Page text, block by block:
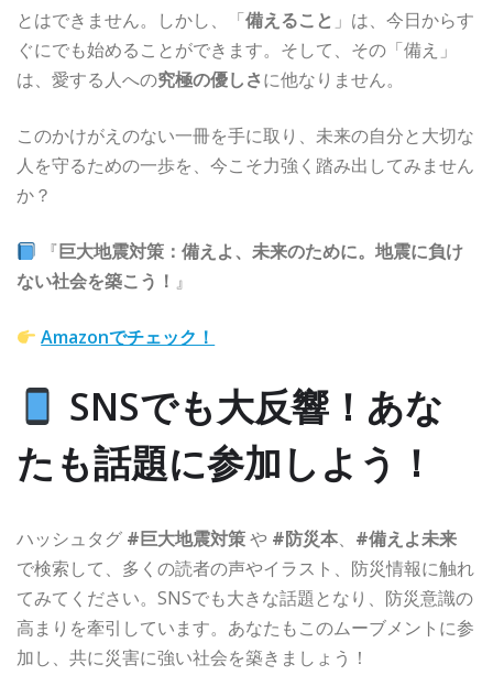
とはできません。しかし、「備えること 」は、今日からす
ぐにでも始めることができます。そして、その「備え」
は、愛する人への究極の優しさに他なりません。
このかけがえのない一冊を手に取り、未来の自分と大切な
人を守るための一歩を、今こそ力強く踏み出してみません
か？
『巨大地震対策：備えよ、未来のために。地震に負け
ない社会を築こう！ 』
Amazonでチェック！
SNSでも大反響！あな
たも話題に参加しよう！
ハッシュタグ #巨大地震対策や #防災本、 #備えよ未来
で検索して、多くの読者の声やイラスト、防災情報に触れ
てみてください。SNSでも大きな話題となり、防災意識の
高まりを牽引しています。あなたもこのムーブメントに参
加し、共に災害に強い社会を築きましょう！